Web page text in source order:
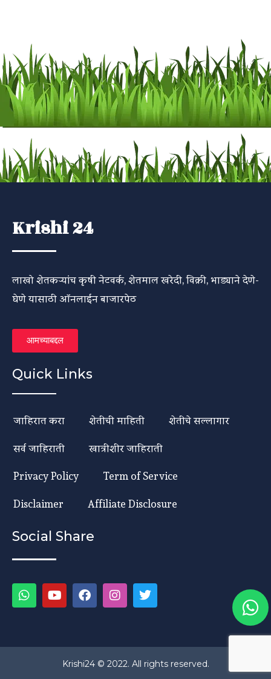
Krishi 24
लाखो शेतकऱ्यांच कृषी नेटवर्क, शेतमाल खरेदी, विक्री, भाड्याने देणे-
घेणे यासाठी ऑनलाईन बाजारपेठ
आमच्याबद्दल
Quick Links
जाहिरात करा शेतीची माहिती
शेतीचे सल्लागार
सर्व जाहिराती
खात्रीशीर जाहिराती
Privacy Policy
Term of Service
Disclaimer
Affiliate Disclosure
Social Share
Krishi24 © 2022. All rights reserved.